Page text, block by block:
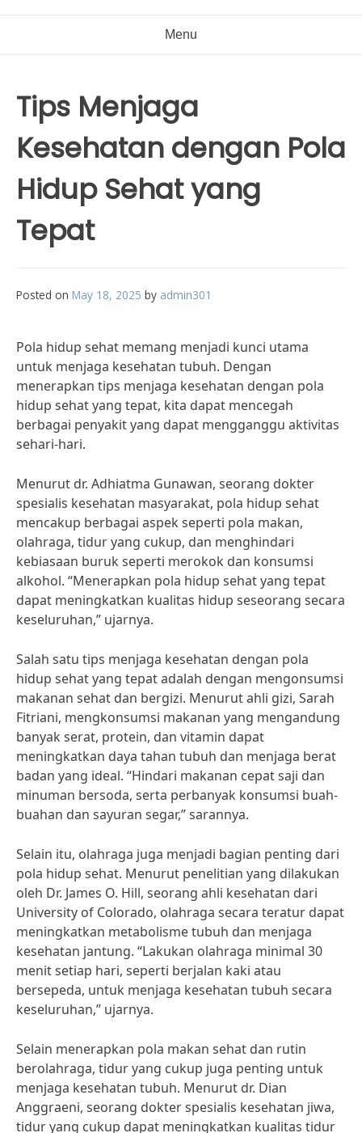
Menu
Tips Menjaga
Kesehatan dengan Pola
Hidup Sehat yang
Tepat
Posted on May 18, 2025 by admin301
Pola hidup sehat memang menjadi kunci utama
untuk menjaga kesehatan tubuh. Dengan
menerapkan tips menjaga kesehatan dengan pola
hidup sehat yang tepat, kita dapat mencegah
berbagai penyakit yang dapat mengganggu aktivitas
sehari-hari.
Menurut dr. Adhiatma Gunawan, seorang dokter
spesialis kesehatan masyarakat, pola hidup sehat
mencakup berbagai aspek seperti pola makan,
olahraga, tidur yang cukup, dan menghindari
kebiasaan buruk seperti merokok dan konsumsi
alkohol. “Menerapkan pola hidup sehat yang tepat
dapat meningkatkan kualitas hidup seseorang secara
keseluruhan,” ujarnya.
Salah satu tips menjaga kesehatan dengan pola
hidup sehat yang tepat adalah dengan mengonsumsi
makanan sehat dan bergizi. Menurut ahli gizi, Sarah
Fitriani, mengkonsumsi makanan yang mengandung
banyak serat, protein, dan vitamin dapat
meningkatkan daya tahan tubuh dan menjaga berat
badan yang ideal. “Hindari makanan cepat saji dan
minuman bersoda, serta perbanyak konsumsi buah-
buahan dan sayuran segar,” sarannya.
Selain itu, olahraga juga menjadi bagian penting dari
pola hidup sehat. Menurut penelitian yang dilakukan
oleh Dr. James O. Hill, seorang ahli kesehatan dari
University of Colorado, olahraga secara teratur dapat
meningkatkan metabolisme tubuh dan menjaga
kesehatan jantung. “Lakukan olahraga minimal 30
menit setiap hari, seperti berjalan kaki atau
bersepeda, untuk menjaga kesehatan tubuh secara
keseluruhan,” ujarnya.
Selain menerapkan pola makan sehat dan rutin
berolahraga, tidur yang cukup juga penting untuk
menjaga kesehatan tubuh. Menurut dr. Dian
Anggraeni, seorang dokter spesialis kesehatan jiwa,
tidur yang cukup dapat meningkatkan kualitas tidur